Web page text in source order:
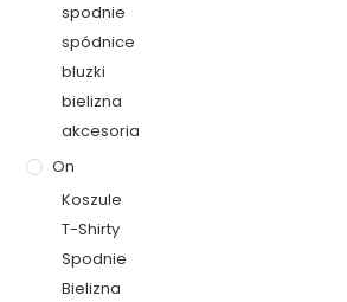
spodnie
spódnice
bluzki
bielizna
akcesoria
On
Koszule
T-Shirty
Spodnie
Bielizna